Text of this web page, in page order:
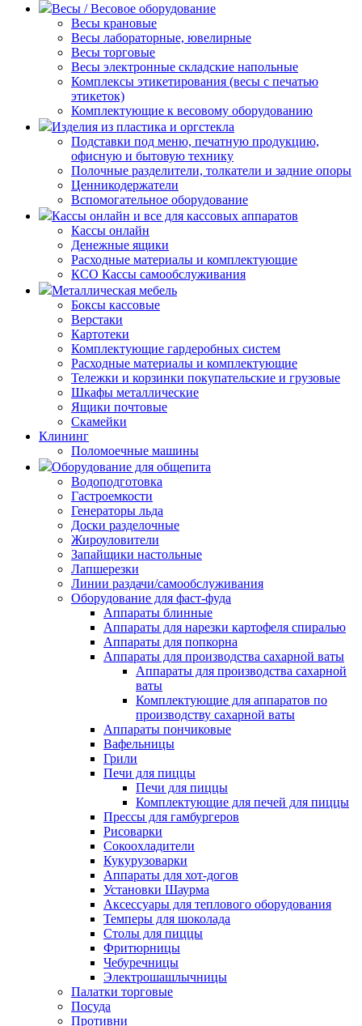
Весы / Весовое оборудование
Весы крановые
Весы лабораторные, ювелирные
Весы торговые
Весы электронные складские напольные
Комплексы этикетирования (весы с печатью
этикеток)
Комплектующие к весовому оборудованию
Изделия из пластика и оргстекла
Подставки под меню, печатную продукцию,
офисную и бытовую технику
Полочные разделители, толкатели и задние опоры
Ценникодержатели
Вспомогательное оборудование
Кассы онлайн и все для кассовых аппаратов
Кассы онлайн
Денежные ящики
Расходные материалы и комплектующие
КСО Кассы самообслуживания
Металлическая мебель
Боксы кассовые
Верстаки
Картотеки
Комплектующие гардеробных систем
Расходные материалы и комплектующие
Тележки и корзинки покупательские и грузовые
Шкафы металлические
Ящики почтовые
Скамейки
Клининг
Поломоечные машины
Оборудование для общепита
Водоподготовка
Гастроемкости
Генераторы льда
Доски разделочные
Жироуловители
Запайщики настольные
Лапшерезки
Линии раздачи/самообслуживания
Оборудование для фаст-фуда
Аппараты блинные
Аппараты для нарезки картофеля спиралью
Аппараты для попкорна
Аппараты для производства сахарной ваты
Аппараты для производства сахарной
ваты
Комплектующие для аппаратов по
производству сахарной ваты
Аппараты пончиковые
Вафельницы
Грили
Печи для пиццы
Печи для пиццы
Комплектующие для печей для пиццы
Прессы для гамбургеров
Рисоварки
Сокоохладители
Кукурузоварки
Аппараты для хот-догов
Установки Шаурма
Аксессуары для теплового оборудования
Темперы для шоколада
Столы для пиццы
Фритюрницы
Чебуречницы
Электрошашлычницы
Палатки торговые
Посуда
Противни